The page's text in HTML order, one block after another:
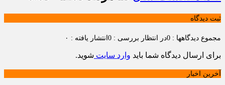
ثبت دیدگاه
مجموع دیدگاهها : 0 در انتظار بررسی : 0 انتشار یافته : ۰
برای ارسال دیدگاه شما باید وارد سایت شوید.
آخرین اخبار